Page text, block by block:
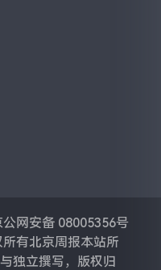
公网安备 08005356号
有北京周报本站所
独立撰写，版权归